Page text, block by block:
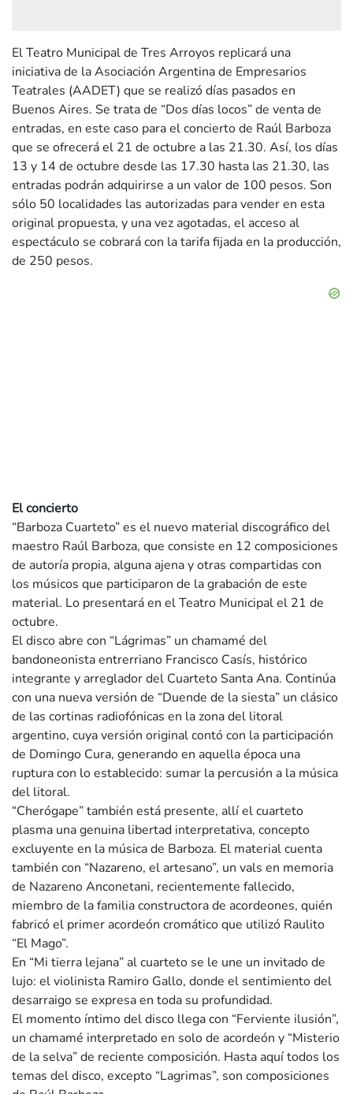
El Teatro Municipal de Tres Arroyos replicará una
iniciativa de la Asociación Argentina de Empresarios
Teatrales (AADET) que se realizó días pasados en
Buenos Aires. Se trata de “Dos días locos” de venta de
entradas, en este caso para el concierto de Raúl Barboza
que se ofrecerá el 21 de octubre a las 21.30. Así, los días
13 y 14 de octubre desde las 17.30 hasta las 21.30, las
entradas podrán adquirirse a un valor de 100 pesos. Son
sólo 50 localidades las autorizadas para vender en esta
original propuesta, y una vez agotadas, el acceso al
espectáculo se cobrará con la tarifa fijada en la producción,
de 250 pesos.
El concierto
“Barboza Cuarteto” es el nuevo material discográfico del
maestro Raúl Barboza, que consiste en 12 composiciones
de autoría propia, alguna ajena y otras compartidas con
los músicos que participaron de la grabación de este
material. Lo presentará en el Teatro Municipal el 21 de
octubre.
El disco abre con “Lágrimas” un chamamé del
bandoneonista entrerriano Francisco Casís, histórico
integrante y arreglador del Cuarteto Santa Ana. Continúa
con una nueva versión de “Duende de la siesta” un clásico
de las cortinas radiofónicas en la zona del litoral
argentino, cuya versión original contó con la participación
de Domingo Cura, generando en aquella época una
ruptura con lo establecido: sumar la percusión a la música
del litoral.
“Cherógape” también está presente, allí el cuarteto
plasma una genuina libertad interpretativa, concepto
excluyente en la música de Barboza. El material cuenta
también con “Nazareno, el artesano”, un vals en memoria
de Nazareno Anconetani, recientemente fallecido,
miembro de la familia constructora de acordeones, quién
fabricó el primer acordeón cromático que utilizó Raulito
“El Mago”.
En “Mi tierra lejana” al cuarteto se le une un invitado de
lujo: el violinista Ramiro Gallo, donde el sentimiento del
desarraigo se expresa en toda su profundidad.
El momento íntimo del disco llega con “Ferviente ilusión”,
un chamamé interpretado en solo de acordeón y “Misterio
de la selva” de reciente composición. Hasta aquí todos los
temas del disco, excepto “Lagrimas”, son composiciones